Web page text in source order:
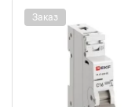
Заказ